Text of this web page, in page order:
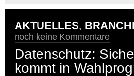
AKTUELLES,
noch keine Kommentare
Datenschutz:
kommt in